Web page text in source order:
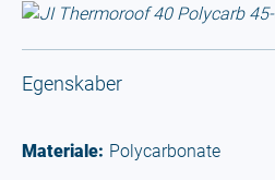
Egenskaber
Materiale: Polycarbonate